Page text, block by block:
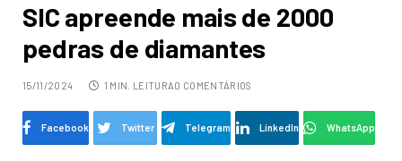
SIC apreende mais de 2000
pedras de diamantes
15/11/2024 1 MIN. LEITURA0 COMENTÁRIOS
Facebook Twitter Telegram LinkedIn WhatsApp